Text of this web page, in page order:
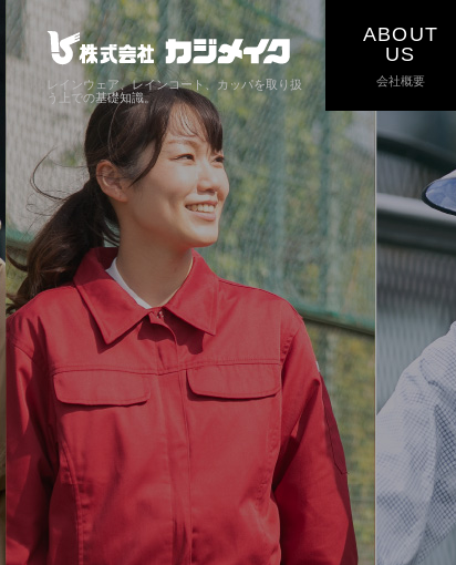
レインウェア、レインコート、カッパを取り扱
う上での基礎知識。
ABOUT
US
会社概要